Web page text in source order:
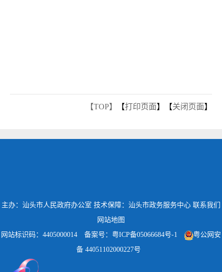
【TOP】 【打印页面】【关闭页面】
主办：汕头市人民政府办公室 技术保障：汕头市政务服务中心 联系我们
网站地图
网站标识码：4405000014
备案号：粤ICP备05066684号-1
粤公网安
备 44051102000227号